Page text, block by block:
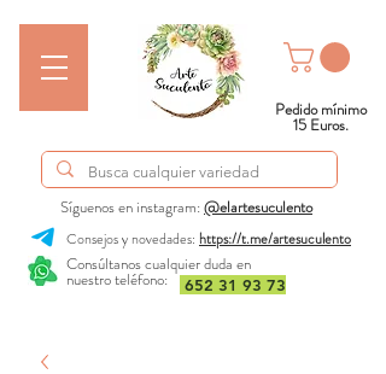
Consúltanos cualquier duda en
nuestro teléfono:
Síguenos en instagram:@elartesuculento
652 31 93 73
Consejos y novedades: https://t.me/artesuculento
Pedido mínimo
15 Euros.